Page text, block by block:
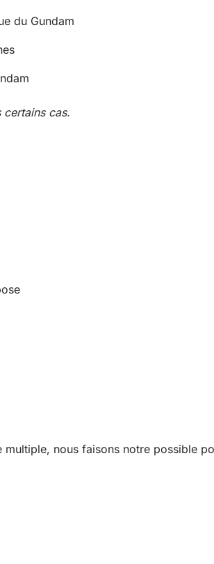
du Gundam
certains cas.
nous faisons notre possible